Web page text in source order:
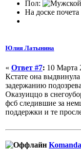
Пол:
На доске почета
Юлия Латынина
« Ответ #7: 10 Марта
Кстате она
задержанию
Оказуиццо в
фсб следившие за
поддержки и те